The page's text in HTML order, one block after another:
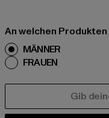
An welchen
MÄNNER
FRAUEN